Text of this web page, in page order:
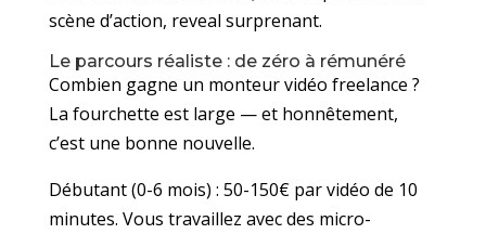
scène d’action, reveal surprenant.
Le parcours réaliste : de zéro à rémunéré
Combien gagne un monteur vidéo freelance ?
La fourchette est large — et honnêtement,
c’est une bonne nouvelle.
Débutant (0-6 mois) : 50-150€ par vidéo de 10
minutes. Vous travaillez avec des micro-